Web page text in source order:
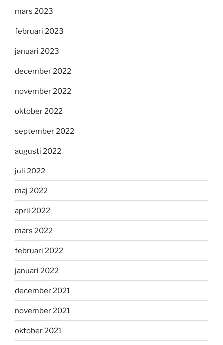
mars 2023
februari 2023
januari 2023
december 2022
november 2022
oktober 2022
september 2022
augusti 2022
juli 2022
maj 2022
april 2022
mars 2022
februari 2022
januari 2022
december 2021
november 2021
oktober 2021